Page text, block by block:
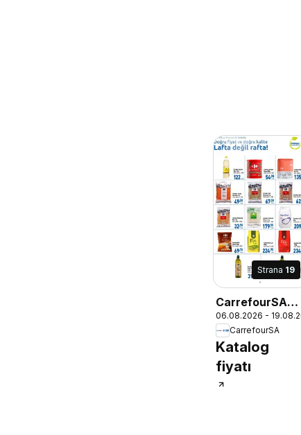
Strana 19
CarrefourSA
Katalog
06.08.2026 -
CarrefourSA
Katalog
fiyatı